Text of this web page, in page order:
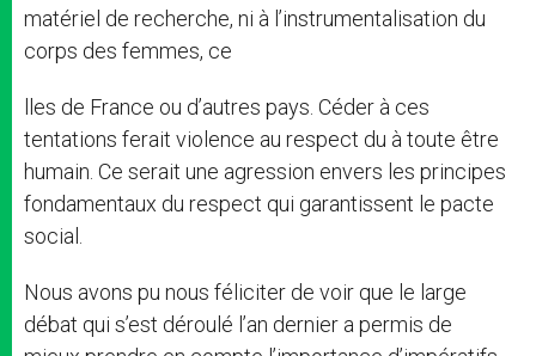
matériel de recherche, ni à l’instrumentalisation du
corps des femmes, ce
lles de France ou d’autres pays. Céder à ces
tentations ferait violence au respect du à toute être
humain. Ce serait une agression envers les principes
fondamentaux du respect qui garantissent le pacte
social.
Nous avons pu nous féliciter de voir que le large
débat qui s’est déroulé l’an dernier a permis de